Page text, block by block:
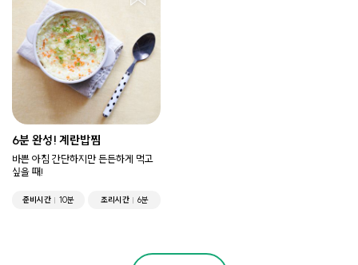
6분 완성! 계란밥찜
바쁜 아침 간단하지만 든든하게 먹고
싶을 때!
준비시간 10분 조리시간 6분